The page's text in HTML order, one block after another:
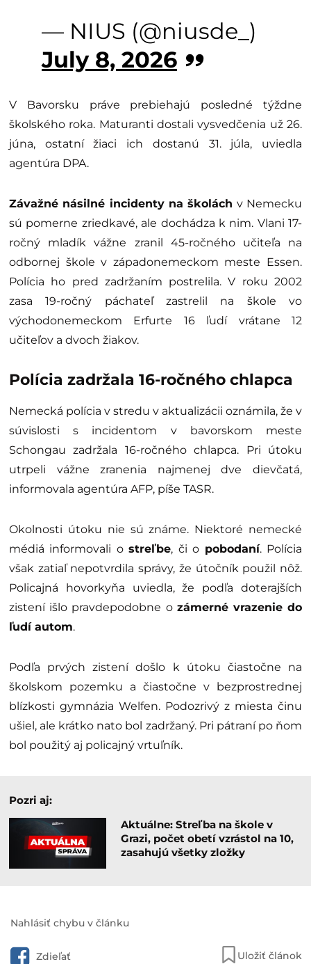
— NIUS (@niusde_)
July 8, 2026
V Bavorsku práve prebiehajú posledné týždne
školského roka. Maturanti dostali vysvedčenia už 26.
júna, ostatní žiaci ich dostanú 31. júla, uviedla
agentúra DPA.
Závažné násilné incidenty na školách v Nemecku
sú pomerne zriedkavé, ale dochádza k nim. Vlani 17-
ročný mladík vážne zranil 45-ročného učiteľa na
odbornej škole v západonemeckom meste Essen.
Polícia ho pred zadržaním postrelila. V roku 2002
zasa 19-ročný páchateľ zastrelil na škole vo
východonemeckom Erfurte 16 ľudí vrátane 12
učiteľov a dvoch žiakov.
Polícia zadržala 16-ročného chlapca
Nemecká polícia v stredu v aktualizácii oznámila, že v
súvislosti s incidentom v bavorskom meste
Schongau zadržala 16-ročného chlapca. Pri útoku
utrpeli vážne zranenia najmenej dve dievčatá,
informovala agentúra AFP, píše TASR.
Okolnosti útoku nie sú známe. Niektoré nemecké
médiá informovali ostreľbe, či o pobodaní. Polícia
však zatiaľ nepotvrdila správy, že útočník použil nôž.
Policajná hovorkyňa uviedla, že podľa doterajších
zistení išlo pravdepodobne o zámerné vrazenie do
ľudí autom.
Podľa prvých zistení došlo k útoku čiastočne na
školskom pozemku a čiastočne v bezprostrednej
blízkosti gymnázia Welfen. Podozrivý z miesta činu
ušiel, ale krátko nato bol zadržaný. Pri pátraní po ňom
bol použitý aj policajný vrtuľník.
Pozri aj:
Aktuálne: Streľba na škole v
Grazi, počet obetí vzrástol na 10,
zasahujú všetky zložky
Nahlásiť chybu v článku
Zdieľať Uložiť článok